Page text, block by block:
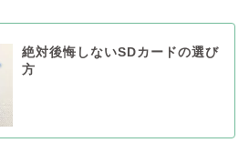
絶対後悔しないSDカードの選び
方